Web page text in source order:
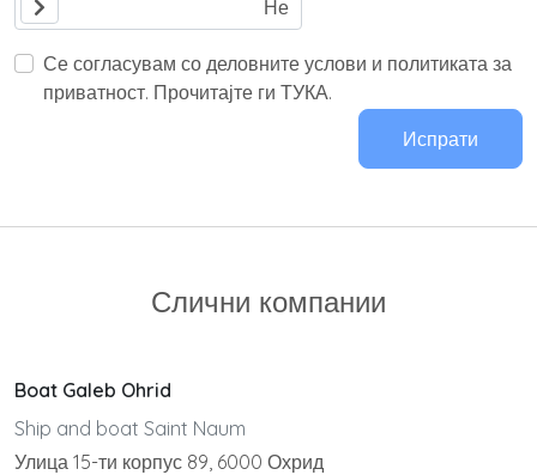
Се согласувам со деловните услови и политиката за
приватност. Прочитајте ги ТУКА.
Испрати
Слични компании
Boat Galeb Ohrid
Ship and boat Saint Naum
Улица 15-ти корпус 89, 6000 Охрид